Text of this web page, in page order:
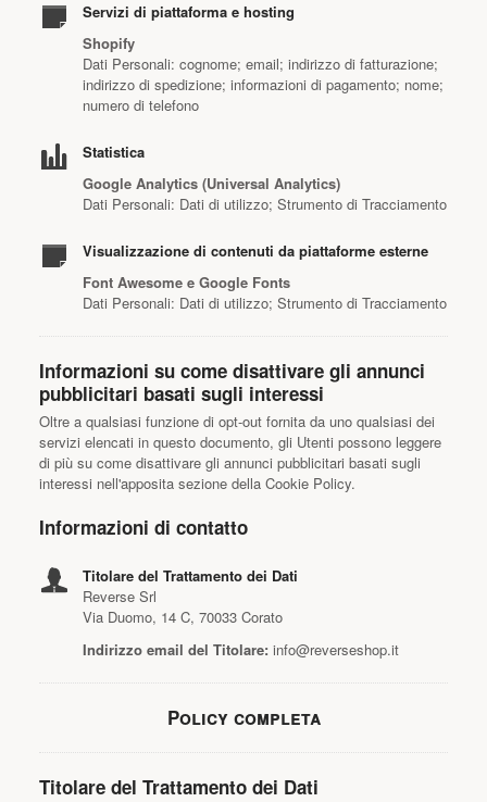
Servizi di piattaforma e hosting
Shopify
Dati Personali: cognome; email; indirizzo di fatturazione;
indirizzo di spedizione; informazioni di pagamento; nome;
numero di telefono
Statistica
Google Analytics (Universal Analytics)
Dati Personali: Dati di utilizzo; Strumento di Tracciamento
Visualizzazione di contenuti da piattaforme esterne
Font Awesome e Google Fonts
Dati Personali: Dati di utilizzo; Strumento di Tracciamento
Informazioni su come disattivare gli annunci
pubblicitari basati sugli interessi
Oltre a qualsiasi funzione di opt-out fornita da uno qualsiasi dei
servizi elencati in questo documento, gli Utenti possono leggere
di più su come disattivare gli annunci pubblicitari basati sugli
interessi nell'apposita sezione della Cookie Policy.
Informazioni di contatto
Titolare del Trattamento dei Dati
Reverse Srl
Via Duomo, 14 C, 70033 Corato
Indirizzo email del Titolare: info@reverseshop.it
Policy completa
Titolare del Trattamento dei Dati